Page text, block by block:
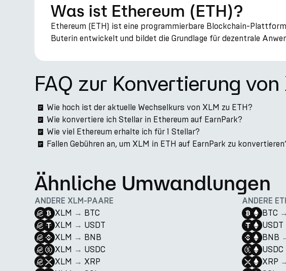
Was ist Ethereum (ETH)?
Ethereum (ETH) ist eine programmierbare Blockchain-
Buterin entwickelt und bildet die Grundlage für dezentrale
FAQ zur Konvertierung von
Wie hoch ist der aktuelle Wechselkurs von XLM zu ETH?
Wie konvertiere ich Stellar in Ethereum auf EarnPark?
Wie viel Ethereum erhalte ich für 1 Stellar?
Fallen Gebühren an, um XLM in ETH auf EarnPark zu
Ähnliche Umwandlungen
ANDERE XLM-PAARE
XLM → BTC
XLM → USDT
XLM → BNB
XLM → USDC
XLM → XRP
ANDERE
BTC →
USDT
BNB
USDC
XRP